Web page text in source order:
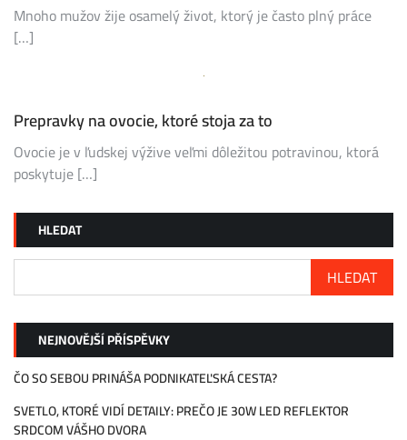
Mnoho mužov žije osamelý život, ktorý je často plný práce
[…]
Prepravky na ovocie, ktoré stoja za to
Ovocie je v ľudskej výžive veľmi dôležitou potravinou, ktorá
poskytuje […]
HLEDAT
HLEDAT
NEJNOVĚJŠÍ PŘÍSPĚVKY
ČO SO SEBOU PRINÁŠA PODNIKATEĽSKÁ CESTA?
SVETLO, KTORÉ VIDÍ DETAILY: PREČO JE 30W LED REFLEKTOR
SRDCOM VÁŠHO DVORA